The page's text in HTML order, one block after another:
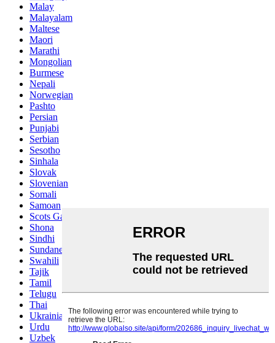
Malay
Malayalam
Maltese
Maori
Marathi
Mongolian
Burmese
Nepali
Norwegian
Pashto
Persian
Punjabi
Serbian
Sesotho
Sinhala
Slovak
Slovenian
Somali
Samoan
Scots Gaelic
Shona
Sindhi
Sundanese
Swahili
Tajik
Tamil
Telugu
Thai
Ukrainian
Urdu
Uzbek